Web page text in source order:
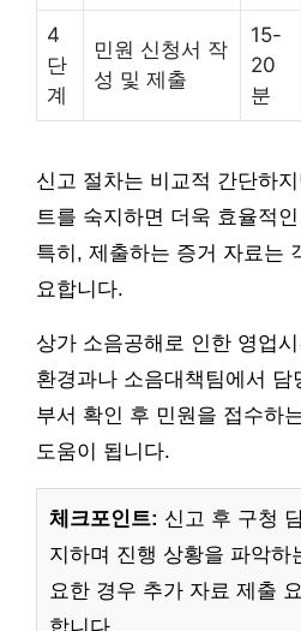
4
단
계
민원 신청서 작
성 및 제출
15-
20
분
신고 절차는 비교적 간단하
트를 숙지하면 더욱 효율적
특히, 제출하는 증거 자료는
요합니다.
상가 소음공해로 인한 영업
환경과나 소음대책팀에서
부서 확인 후 민원을 접수하
도움이 됩니다.
체크포인트: 신고 후 구청
지하며 진행 상황을 파악하
요한 경우 추가 자료 제출